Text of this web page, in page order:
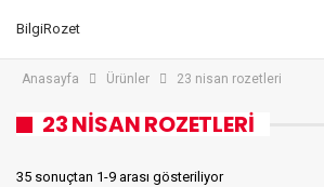
BilgiRozet
Anasayfa Ürünler 23 nisan rozetleri
23 NISAN ROZETLERI
35 sonuçtan 1-9 arası gösteriliyor